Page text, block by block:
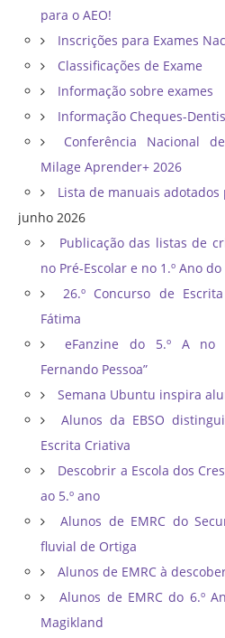
para o AEO!
Inscrições para Exames
Classificações de Exame
Informação sobre exames
Informação Cheques-
Conferência Nacional
Milage Aprender+ 2026
Lista de manuais adotados
junho 2026
Publicação das listas de
no Pré-Escolar e no 1.º Ano
26.º Concurso de
Fátima
eFanzine do 5.º A no
Fernando Pessoa”
Semana Ubuntu inspira
Alunos da EBSO
Escrita Criativa
Descobrir a Escola dos
ao 5.º ano
Alunos de EMRC do
fluvial de Ortiga
Alunos de EMRC à
Alunos de EMRC do 6.º
Magikland